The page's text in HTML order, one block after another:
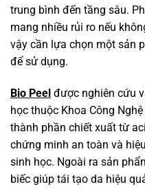
trung bình đến tầng sâu.
mang nhiều rủi ro nếu
vậy cần lựa chọn một sản
để sử dụng.
Bio Peel được nghiên cứu
học thuộc Khoa Công
thành phần chiết xuất từ
chứng minh an toàn và
sinh học. Ngoài ra sản
biếc giúp tái tạo da hiệu